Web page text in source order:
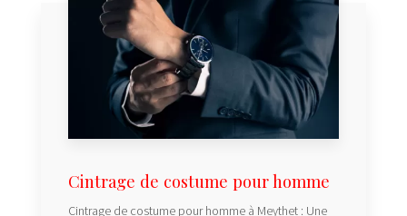
Cintrage de costume pour homme
Cintrage de costume pour homme à Meythet : Une